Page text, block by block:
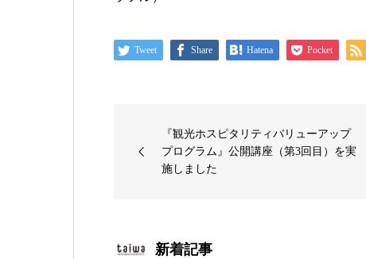
Tweet Share Hatena Pocket
『観光ホスピタリティバリューアップ
プログラム』公開講座（第3回目）を実
施しました
新着記事